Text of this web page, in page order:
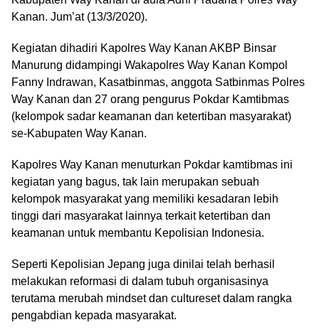
Kanan. Jum’at (13/3/2020).
Kegiatan dihadiri Kapolres Way Kanan AKBP Binsar
Manurung didampingi Wakapolres Way Kanan Kompol
Fanny Indrawan, Kasatbinmas, anggota Satbinmas Polres
Way Kanan dan 27 orang pengurus Pokdar Kamtibmas
(kelompok sadar keamanan dan ketertiban masyarakat)
se-Kabupaten Way Kanan.
Kapolres Way Kanan menuturkan Pokdar kamtibmas ini
kegiatan yang bagus, tak lain merupakan sebuah
kelompok masyarakat yang memiliki kesadaran lebih
tinggi dari masyarakat lainnya terkait ketertiban dan
keamanan untuk membantu Kepolisian Indonesia.
Seperti Kepolisian Jepang juga dinilai telah berhasil
melakukan reformasi di dalam tubuh organisasinya
terutama merubah mindset dan cultureset dalam rangka
pengabdian kepada masyarakat.